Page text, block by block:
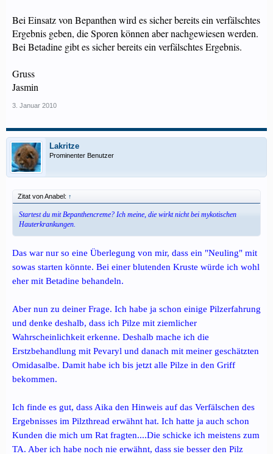
Bei Einsatz von Bepanthen wird es sicher bereits ein verfälschtes
Ergebnis geben, die Sporen können aber nachgewiesen werden.
Bei Betadine gibt es sicher bereits ein verfälschtes Ergebnis.
Gruss
Jasmin
3. Januar 2010
Lakritze
Prominenter Benutzer
Zitat von Anabel: ↑
Startest du mit Bepanthencreme? Ich meine, die wirkt nicht bei mykotischen
Hauterkrankungen.
Das war nur so eine Überlegung von mir, dass ein "Neuling" mit
sowas starten könnte. Bei einer blutenden Kruste würde ich wohl
eher mit Betadine behandeln.
Aber nun zu deiner Frage. Ich habe ja schon einige Pilzerfahrung
und denke deshalb, dass ich Pilze mit ziemlicher
Wahrscheinlichkeit erkenne. Deshalb mache ich die
Erstzbehandlung mit Pevaryl und danach mit meiner geschätzten
Omidasalbe. Damit habe ich bis jetzt alle Pilze in den Griff
bekommen.
Ich finde es gut, dass Aika den Hinweis auf das Verfälschen des
Ergebnisses im Pilzthread erwähnt hat. Ich hatte ja auch schon
Kunden die mich um Rat fragten....Die schicke ich meistens zum
TA. Aber ich habe noch nie erwähnt, dass sie besser den Pilz